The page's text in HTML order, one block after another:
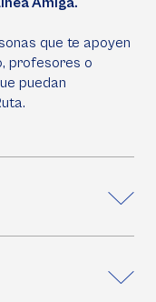
que te apoyen
profesores o
puedan